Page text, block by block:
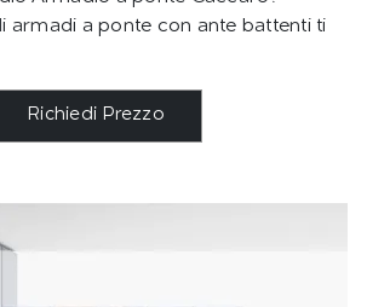
armadi a ponte con ante battenti ti
Richiedi Prezzo